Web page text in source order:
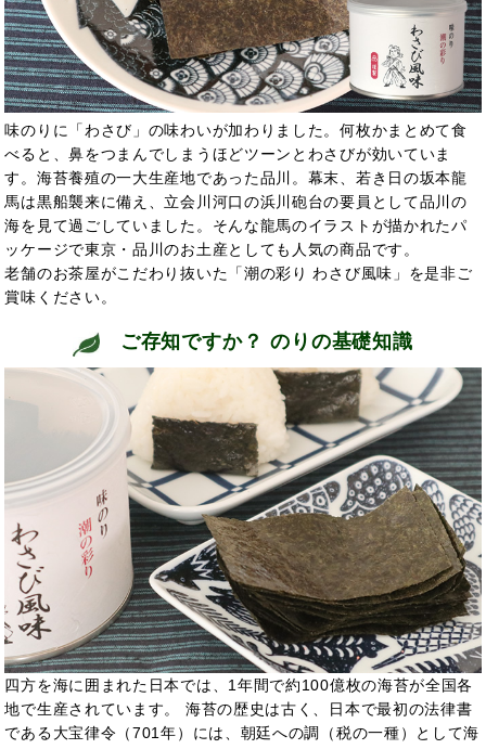
味のりに「わさび」の味わいが加わりました。何枚かまとめて食
べると、鼻をつまんでしまうほどツーンとわさびが効いていま
す。海苔養殖の一大生産地であった品川。幕末、若き日の坂本龍
馬は黒船襲来に備え、立会川河口の浜川砲台の要員として品川の
海を見て過ごしていました。そんな龍馬のイラストが描かれたパ
ッケージで東京・品川のお土産としても人気の商品です。
老舗のお茶屋がこだわり抜いた「潮の彩り わさび風味」を是非ご
賞味ください。
ご存知ですか？ のりの基礎知識
四方を海に囲まれた日本では、1年間で約100億枚の海苔が全国各
地で生産されています。 海苔の歴史は古く、日本で最初の法律書
である大宝律令（701年）には、朝廷への調（税の一種）として海